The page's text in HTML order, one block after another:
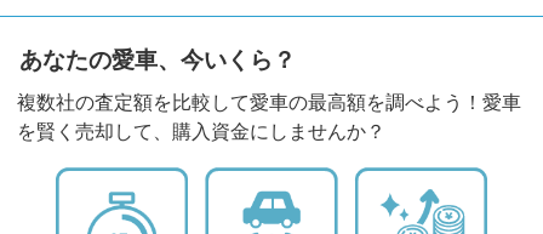
あなたの愛車、今いくら？
複数社の査定額を比較して愛車の最高額を調べよう！愛車
を賢く売却して、購入資金にしませんか？